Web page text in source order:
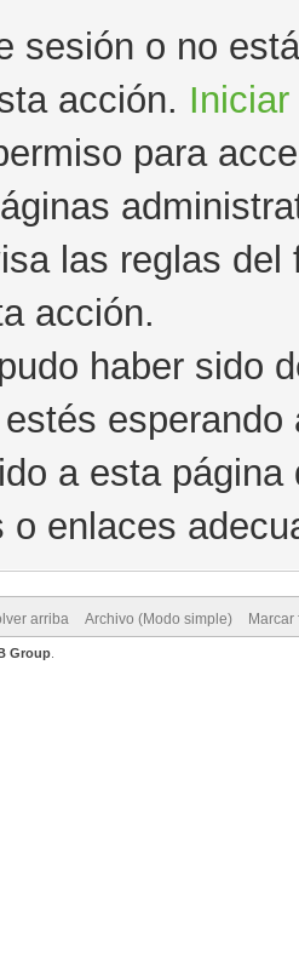
sesión o no
acción.
para
las reglas
acción.
haber sido
esperando
a esta
o enlaces
arriba Archivo (Modo simple)
Group